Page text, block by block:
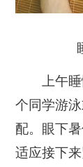
上午睡
个同学游
配。眼下
适应接下